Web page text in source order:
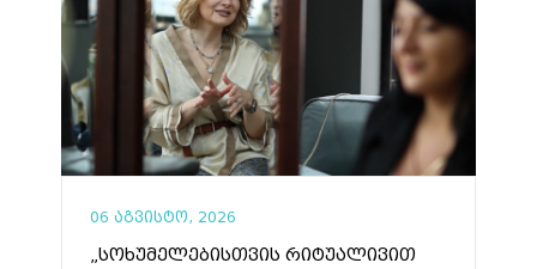
06 აგვისტო, 2026
„სოხუმელებისთვის რიტუალივით